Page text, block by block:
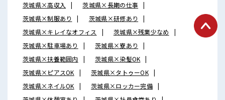
茨城県×高収入
茨城県×長期の仕事
茨城県×制服あり
茨城県×研修あり
茨城県×キレイなオフィス
茨城県×残業少なめ
茨城県×駐車場あり
茨城県×寮あり
茨城県×扶養範囲内
茨城県×染髪OK
茨城県×ピアスOK
茨城県×タトゥーOK
茨城県×ネイルOK
茨城県×ロッカー完備